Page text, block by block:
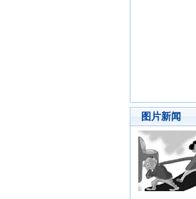
图片新闻